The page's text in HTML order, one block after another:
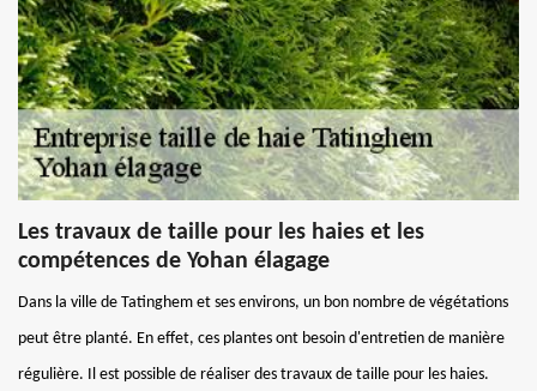
Les travaux de taille pour les haies et les
compétences de Yohan élagage
Dans la ville de Tatinghem et ses environs, un bon nombre de végétations
peut être planté. En effet, ces plantes ont besoin d'entretien de manière
régulière. Il est possible de réaliser des travaux de taille pour les haies.